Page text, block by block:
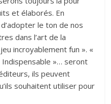
et élaborés. En
le ton de nos
dans l’art de la
incroyablement fun ». «
Indispensable »… seront
ils peuvent
souhaitent utiliser pour